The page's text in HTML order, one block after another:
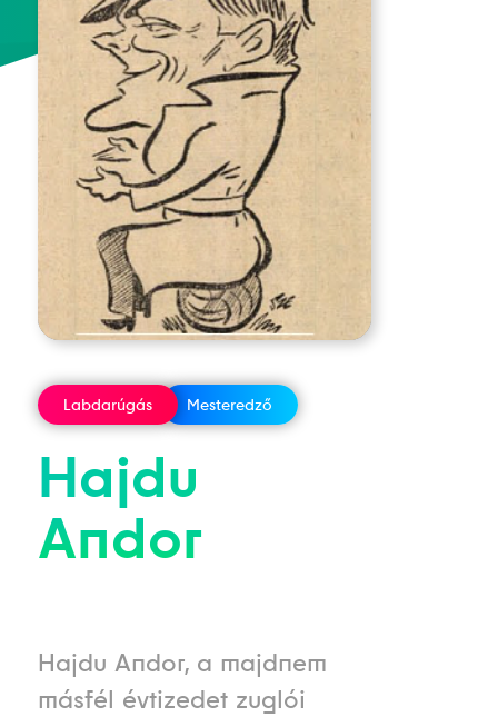
Labdarúgás Mesteredző
Hajdu
Andor
Hajdu Andor, a majdnem
másfél évtizedet zuglói